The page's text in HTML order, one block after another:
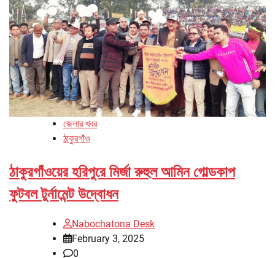
জেলার খবর
ঠাকুরগাঁও
ঠাকুরগাঁওয়ের হরিপুরে মির্জা রুহুল আমিন গোল্ডকাপ
ফুটবল টুর্নামেন্ট উদ্বোধন
Nabochatona Desk
February 3, 2025
0